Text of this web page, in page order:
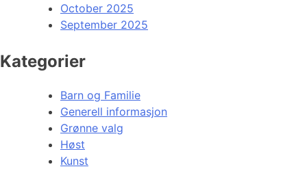
October 2025
September 2025
Kategorier
Barn og Familie
Generell informasjon
Grønne valg
Høst
Kunst